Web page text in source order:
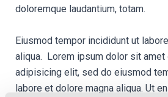
doloremque laudantium, totam.
Eiusmod tempor incididunt ut
aliqua. Lorem ipsum dolor sit amet
adipisicing elit, sed do eiusmod
labore et dolore magna aliqua. Ut